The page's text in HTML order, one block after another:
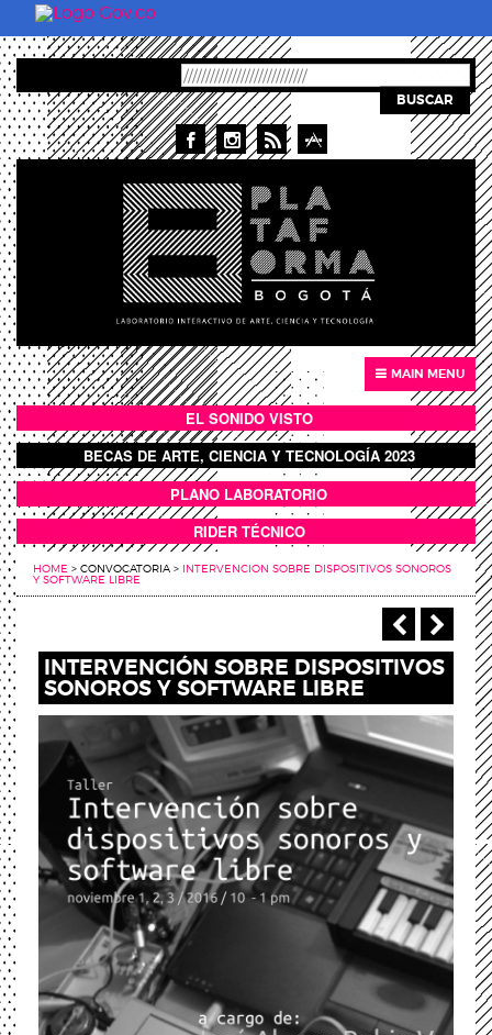
Pasar al contenido principal
BUSCAR
MAIN MENU
BOTÓN SONIDO VISTO
EL SONIDO VISTO
BOTON DOMO LLENO
BECAS DE ARTE, CIENCIA Y TECNOLOGÍA 2023
ANEXOS
PLANO LABORATORIO
RIDER TÉCNICO
HOME > CONVOCATORIA > INTERVENCION SOBRE DISPOSITIVOS SONOROS
Y SOFTWARE LIBRE
‹
INTERVENCIÓN SOBRE DISPOSITIVOS
SONOROS Y SOFTWARE LIBRE